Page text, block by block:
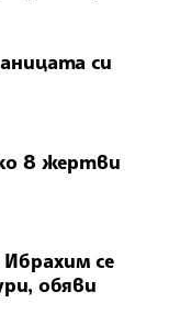
си
8 жертви
се
обяви